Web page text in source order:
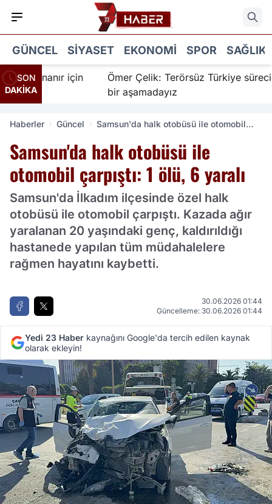
GÜNCEL SIYASET EKONOMI SPOR SAĞLIK
SON
DAKİKA
İnanır için
Ömer Çelik: Terörsüz Türkiye sürecinde
bir aşamadayız
Haberler Güncel
Samsun'da halk otobüsü ile otomobil
Samsun'da halk otobüsü ile
otomobil çarpıştı: 1 ölü, 6 yaralı
Samsun'da İlkadım ilçesinde özel halk
otobüsü ile otomobil çarpıştı. Kazada ağır
yaralanan 20 yaşındaki genç, kaldırıldığı
hastanede yapılan tüm müdahalelere
rağmen hayatını kaybetti.
30.06.2026 01:44
Güncelleme: 30.06.2026 01:44
Yedi 23 Haber kaynağını Google'da tercih edilen kaynak
olarak ekleyin!